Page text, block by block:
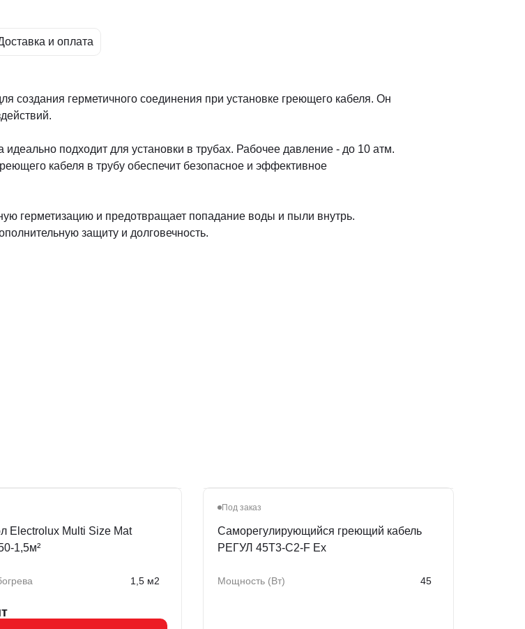
и оплата
создания герметичного соединения при установке греющего кабеля. Он
подходит для установки в трубах. Рабочее давление - до 10 атм.
кабеля в трубу обеспечит безопасное и эффективное
герметизацию и предотвращает попадание воды и пыли внутрь.
защиту и долговечность.
Electrolux Multi Size Mat
1,5м²
1,5 м2
Под заказ
Саморегулирующийся греющий кабель
РЕГУЛ 45Т3-С2-F Ex
Мощность (Вт) 45